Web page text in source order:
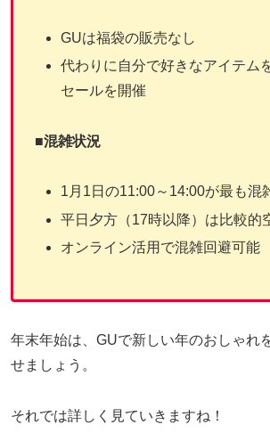
GUは福袋の販売なし
代わりに自分で好きなアイテム
セールを開催
■混雑状況
1月1日の11:00～14:00が最も混
平日夕方（17時以降）は比較的
オンライン活用で混雑回避可能
年末年始は、GUで新しい年のおしゃれ
せましょう。
それでは詳しく見ていきますね！